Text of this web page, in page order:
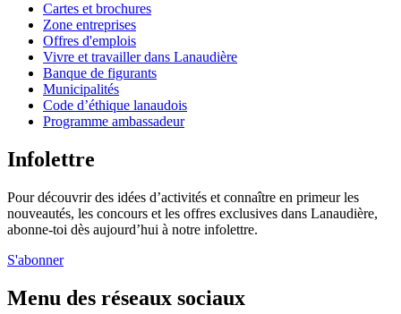
Cartes et brochures
Zone entreprises
Offres d'emplois
Vivre et travailler dans Lanaudière
Banque de figurants
Municipalités
Code d’éthique lanaudois
Programme ambassadeur
Infolettre
Pour découvrir des idées d’activités et connaître en primeur les
nouveautés, les concours et les offres exclusives dans Lanaudière,
abonne-toi dès aujourd’hui à notre infolettre.
S'abonner
Menu des réseaux sociaux